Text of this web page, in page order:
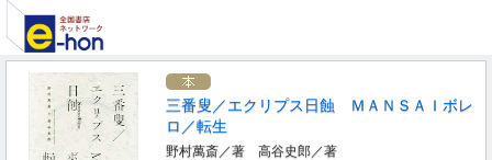
三番叟／エクリプス日蝕 ＭＡＮＳＡＩボレ
ロ／転生
野村萬斎／著 高谷史郎／著